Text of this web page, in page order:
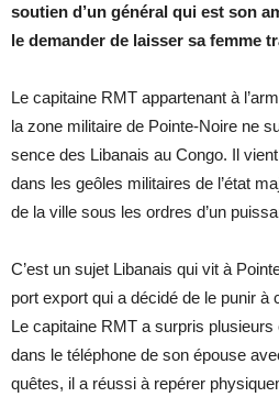
sou­tien d’un gé­né­ral qui est son
le de­man­der de lais­ser sa femme
Le ca­pi­taine RMT ap­par­te­nant à
la zone mi­li­taire de Pointe-Noire ne
sence des Li­ba­nais au Congo. Il
dans les geôles mi­li­taires de l’état
de la ville sous les ordres d’un
C’est un su­jet Li­ba­nais qui vit à
port ex­port qui a dé­cidé de le pu­nir à
Le ca­pi­taine RMT a sur­pris
dans le té­lé­phone de son épouse
quêtes, il a réussi à re­pé­rer